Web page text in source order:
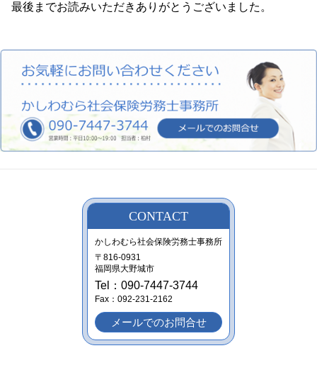
最後までお読みいただきありがとうございました。
CONTACT
かしわむら社会保険労務士事務所
〒816-0931
福岡県大野城市
Tel：090-7447-3744
Fax：092-231-2162
メールでのお問合せ